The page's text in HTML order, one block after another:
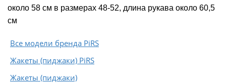
около 58 см в размерах 48-52, длина рукава около 60,5
см
Все модели бренда PiRS
Жакеты (пиджаки) PiRS
Жакеты (пиджаки)